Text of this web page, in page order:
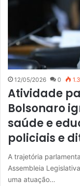
12/05/2026 0
Atividade
Bolsonaro
saúde e
policiais e
A trajetória
Assembleia
uma atuação…